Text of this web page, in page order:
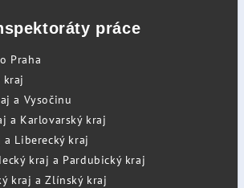
práce
Praha
kraj
a Vysočinu
a Karlovarský kraj
a Liberecký kraj
kraj a Pardubický kraj
kraj a Zlínský kraj